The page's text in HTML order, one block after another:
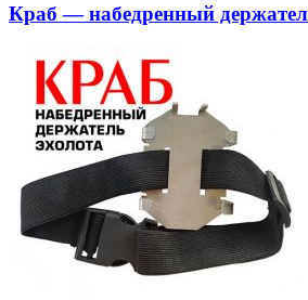
Краб — набедренный